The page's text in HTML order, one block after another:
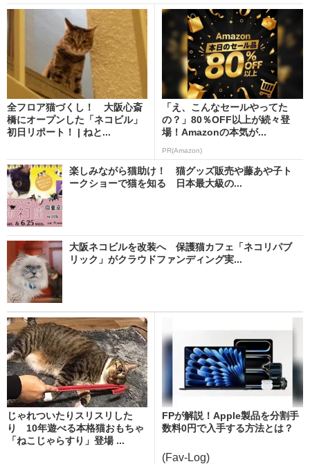
全フロア猫づくし！ 大阪心斎
橋にオープンした「ネコビル」
初日リポート！ | ねと...
「え、こんなセールやってた
の？」80％OFF以上が続々登
場！Amazonの本気が...
PR(Amazon)
楽しみながら猫助け！ 猫グッズ販売や藤あや子ト
ークショーで猫を知る 日本最大級の...
大阪ネコビルを改装へ 保護猫カフェ「ネコリパブ
リック」がクラウドファンディング実...
じゃれついたりスリスリした
り 10年遊べる本格猫おもちゃ
「ねこじゃらすり」登場 ...
FPが解説！Apple製品を分割手
数料0円で入手する方法とは？
(Fav-Log)